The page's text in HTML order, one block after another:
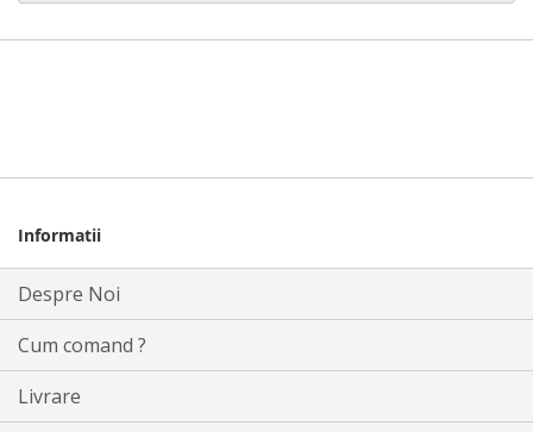
Informatii
Despre Noi
Cum comand ?
Livrare